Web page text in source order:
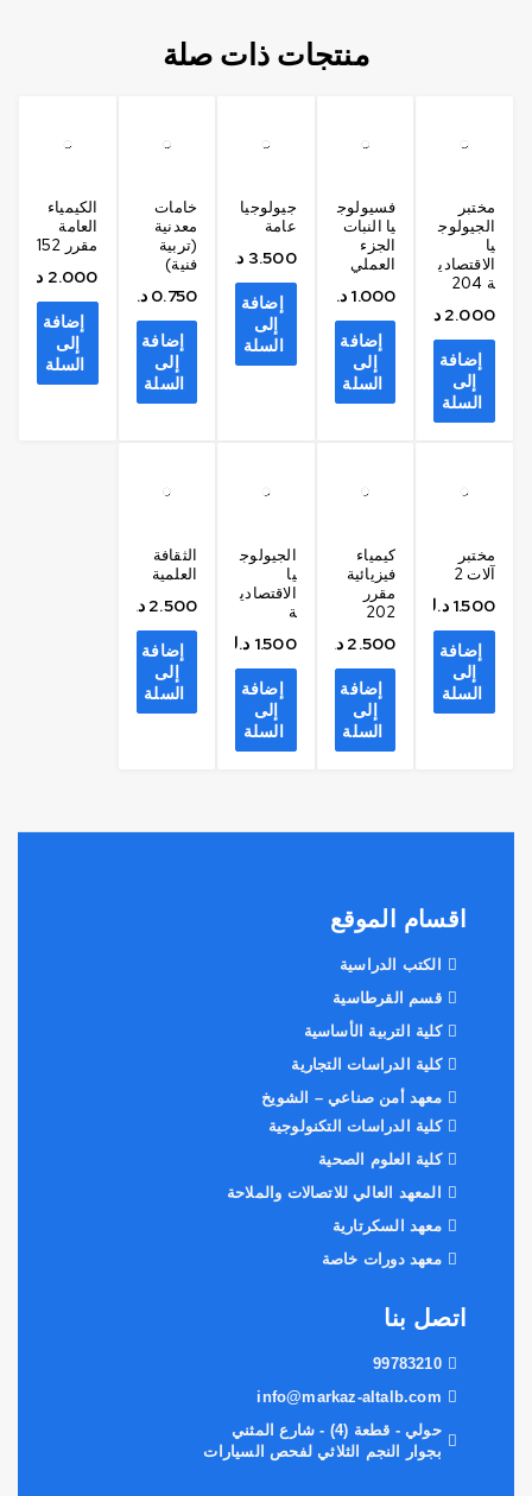
منتجات ذات صلة
مختبر
الجيولوج
يا
الاقتصادي
ة 204
2.000 د.ك
إضافة
إلى
السلة
فسيولوج
يا النبات
الجزء
العملي
1.000 د.ك
إضافة
إلى
السلة
جيولوجيا
عامة
3.500 د.ك
إضافة
إلى
السلة
خامات
معدنية
(تربية
فنية)
0.750 د.ك
إضافة
إلى
السلة
الكيمياء
العامة
مقرر 152
2.000 د.ك
إضافة
إلى
السلة
مختبر
آلات 2
1.500 د.ك
إضافة
إلى
السلة
كيمياء
فيزيائية
مقرر
202
2.500 د.ك
إضافة
إلى
السلة
الجيولوج
يا
الاقتصادي
ة
1.500 د.ك
إضافة
إلى
السلة
الثقافة
العلمية
2.500 د.ك
إضافة
إلى
السلة
اقسام الموقع
الكتب الدراسية
قسم القرطاسية
كلية التربية الأساسية
كلية الدراسات التجارية
معهد أمن صناعي – الشويخ
كلية الدراسات التكنولوجية
كلية العلوم الصحية
المعهد العالي للاتصالات والملاحة
معهد السكرتارية
معهد دورات خاصة
اتصل بنا
99783210
info@markaz-altalb.com
حولي - قطعة (4) - شارع المثني
بجوار النجم الثلاثي لفحص السيارات